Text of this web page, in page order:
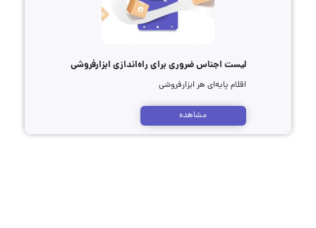
لیست اجناس ضروری برای راه‌اندازی ابزارفروشی
اقلام پایه‌ای هر ابزارفروشی
مشاهده